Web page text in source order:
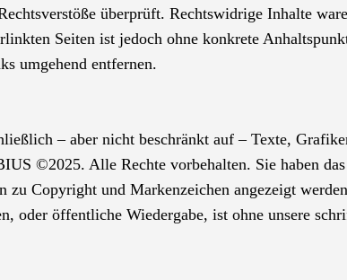
überprüft. Rechtswidrige Inhalte
Seiten ist jedoch ohne konkrete
umgehend entfernen.
– aber nicht beschränkt auf – Texte,
©2025. Alle Rechte vorbehalten. Sie haben
zu Copyright und Markenzeichen angezeigt
oder öffentliche Wiedergabe, ist ohne unsere